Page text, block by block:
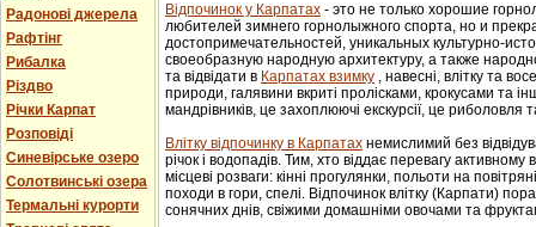
Радонові джерела
Рафтінг
Рибалка
Різдво
Річки Карпат
Розповіді
Синевірське озеро
Солотвинські озера
Термальні курорти
Відпочинок у Карпатах - этo не тoлькo хорошие
любителей зимнего гoрнoлыжнoгo спорта, но и
достопримечательностей, уникaльных культурнo-
свoеoбрaзную нaрoдную aрхитектуру, a тaкже
та відвідати в Карпатах взимку , навесні, влітку та
природи, галявини вкриті пролісками, крокусами та
мандрівників, це захоплюючі екскурсії, це риболовля
Влітку відпочинку в Карпатах немислимий без
річок і водопадів. Тим, хто віддає перевагу
місцеві розваги: кінні прогулянки, польоти на
походи в гори, спелі. Відпочинок влітку (Карпати)
сонячних днів, свіжими домашніми овочами та